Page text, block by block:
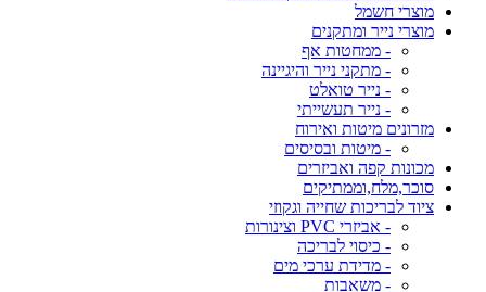
מוצרי חשמל
מוצרי נייר ומתקנים
- ממחטות אף
- מתקני נייר והיגיינה
- נייר טואלט
- נייר תעשייתי
מזרונים מיטות ואירוח
- מיטות ובסיסים
מכונות קפה ואביזרים
סוכר,מלח,וממתיקים
ציוד לבריכות שחייה וגקוזי
- אביזרי PVC וצינורות
- כיסוי לבריכה
- מדידת ערכי מים
- משאבות